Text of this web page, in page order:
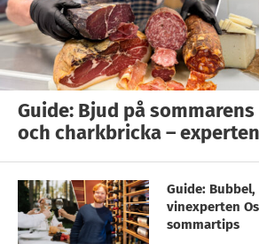
Guide: Bjud på
och charkbricka –
Guide:
vinexperten
sommartips